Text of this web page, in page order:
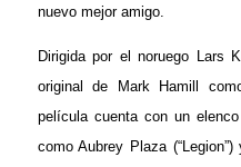
nuevo mejor amigo.
Dirigida por el noruego Lars
original de Mark Hamill
película cuenta con un
como Aubrey Plaza